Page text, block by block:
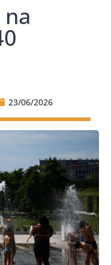
23/06/2026